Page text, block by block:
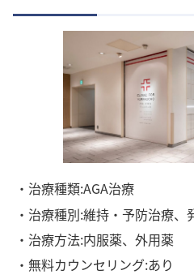
・治療種類:AGA治療
・治療種別:維持・予防治療、
・治療方法:内服薬、外用薬
・無料カウンセリング:あり